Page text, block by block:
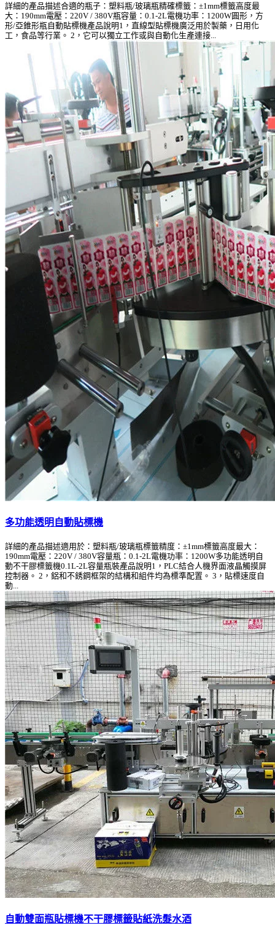
詳細的產品描述合適的瓶子：塑料瓶/玻璃瓶精確標籤：±1mm標籤高度最
大：190mm電壓：220V / 380V瓶容量：0.1-2L電機功率：1200W圓形，方
形/亞錐形瓶自動貼標機產品說明1，直線型貼標機廣泛用於製藥，日用化
工，食品等行業。 2，它可以獨立工作或與自動化生產連接...
多功能透明自動貼標機
詳細的產品描述適用於：塑料瓶/玻璃瓶標籤精度：±1mm標籤高度最大：
190mm電壓：220V / 380V容量瓶：0.1-2L電機功率：1200W多功能透明自
動不干膠標籤機0.1L-2L容量瓶裝產品說明1，PLC結合人機界面液晶觸摸屏
控制器。 2，鋁和不銹鋼框架的結構和組件均為標準配置。 3，貼標速度自
動...
自動雙面瓶貼標機不干膠標籤貼紙洗髮水酒